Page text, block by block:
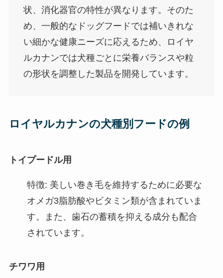
状、消化器官の特性が異なります。そのた
め、一般的なドッグフードでは補いきれな
い細かな健康ニーズに応えるため、ロイヤ
ルカナンでは犬種ごとに栄養バランスや粒
の形状を調整した製品を開発しています。
ロイヤルカナンの犬種別フードの例
トイプードル用
特徴: 美しい巻き毛を維持するために必要な
オメガ3脂肪酸やビタミン類が含まれていま
す。また、歯石の蓄積を抑える成分も配合
されています。
チワワ用